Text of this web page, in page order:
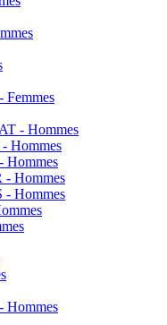
- Hommes
Hommes
Hommes
- Hommes
Hommes
Hommes